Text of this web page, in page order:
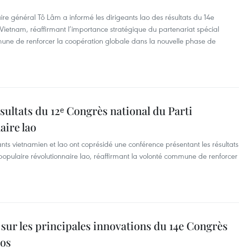
général Tô Lâm a informé les dirigeants lao des résultats du 14e
réaffirmant l’importance stratégique du partenariat spécial
de renforcer la coopération globale dans la nouvelle phase de
du 12ᵉ Congrès national du Parti
lao
vietnamien et lao ont coprésidé une conférence présentant les résultats
révolutionnaire lao, réaffirmant la volonté commune de renforcer
les principales innovations du 14e Congrès